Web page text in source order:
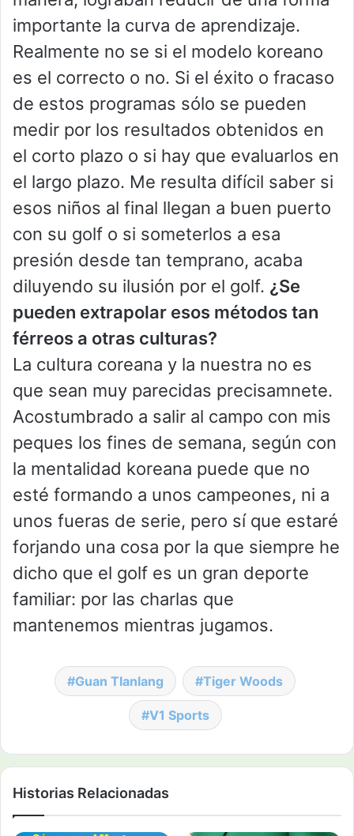
importante la curva de aprendizaje.
Realmente no se si el modelo koreano
es el correcto o no. Si el éxito o fracaso
de estos programas sólo se pueden
medir por los resultados obtenidos en
el corto plazo o si hay que evaluarlos en
el largo plazo. Me resulta difícil saber si
esos niños al final llegan a buen puerto
con su golf o si someterlos a esa
presión desde tan temprano, acaba
diluyendo su ilusión por el golf. ¿Se
pueden extrapolar esos métodos tan
férreos a otras culturas?
La cultura coreana y la nuestra no es
que sean muy parecidas precisamnete.
Acostumbrado a salir al campo con mis
peques los fines de semana, según con
la mentalidad koreana puede que no
esté formando a unos campeones, ni a
unos fueras de serie, pero sí que estaré
forjando una cosa por la que siempre he
dicho que el golf es un gran deporte
familiar: por las charlas que
mantenemos mientras jugamos.
Guan TIanlang Tiger Woods
V1 Sports
Historias Relacionadas